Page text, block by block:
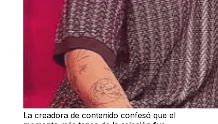
La creadora de contenido confesó que el